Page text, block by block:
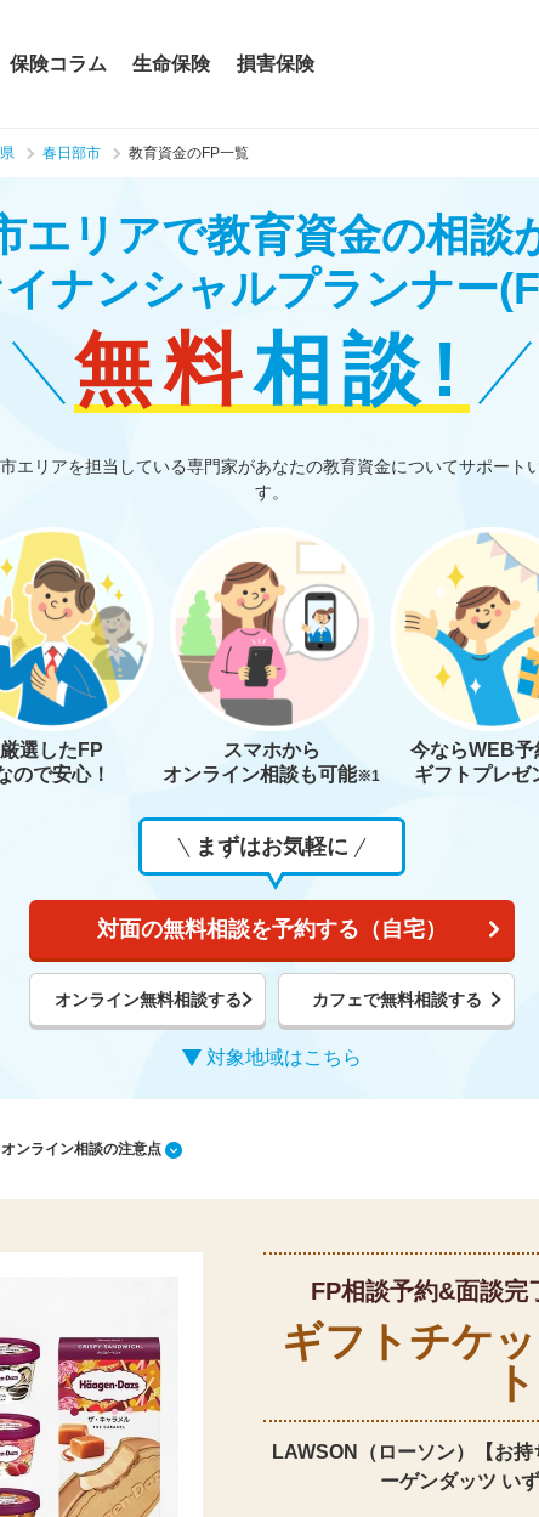
保険コラム 生命保険 損害保険
春日部市 教育資金のFP一覧
エリアで教育資金の相談
ナンシャルプランナー
無料相談!
エリアを担当している専門家があなたの教育資金についてサポート
す。
厳選したFP
ので安心！
スマホから
オンライン相談も可能※1
今ならWEB予
ギフトプレゼ
まずはお気軽に
対面の無料相談を予約する（自宅）
オンライン無料相談する カフェで無料相談する
対象地域はこちら
ンライン相談の注意点
FP相談予約&面談完
ギフトチケッ
ト
LAWSON（ローソン）【お持
ーゲンダッツ い